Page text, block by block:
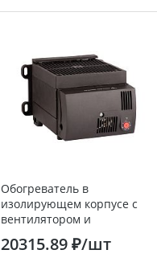
Обогреватель в
изолирующем корпусе с
вентилятором и
термостатом 1000Вт, 230В
EKF PROxima
20315.89 ₽/шт